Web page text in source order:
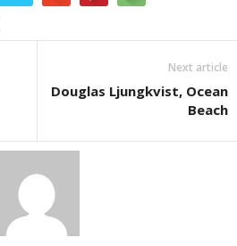
Next article
Douglas Ljungkvist, Ocean
Beach